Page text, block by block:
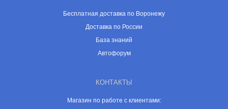
Бесплатная доставка по Воронежу
Доставка по России
База знаний
Автофорум
КОНТАКТЫ
Магазин по работе с клиентами: